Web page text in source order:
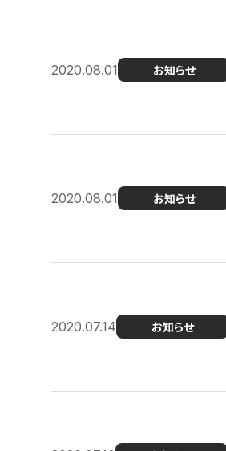
2020.08.01 お知らせ
2020.08.01 お知らせ
2020.07.14 お知らせ